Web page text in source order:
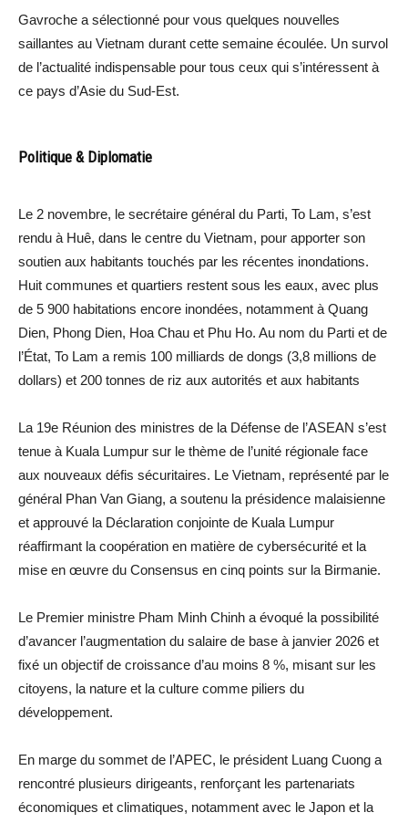
Gavroche a sélectionné pour vous quelques nouvelles
saillantes au Vietnam durant cette semaine écoulée. Un survol
de l’actualité indispensable pour tous ceux qui s’intéressent à
ce pays d’Asie du Sud-Est.
Politique & Diplomatie
Le 2 novembre, le secrétaire général du Parti, To Lam, s’est
rendu à Huê, dans le centre du Vietnam, pour apporter son
soutien aux habitants touchés par les récentes inondations.
Huit communes et quartiers restent sous les eaux, avec plus
de 5 900 habitations encore inondées, notamment à Quang
Dien, Phong Dien, Hoa Chau et Phu Ho. Au nom du Parti et de
l’État, To Lam a remis 100 milliards de dongs (3,8 millions de
dollars) et 200 tonnes de riz aux autorités et aux habitants
La 19e Réunion des ministres de la Défense de l’ASEAN s’est
tenue à Kuala Lumpur sur le thème de l’unité régionale face
aux nouveaux défis sécuritaires. Le Vietnam, représenté par le
général Phan Van Giang, a soutenu la présidence malaisienne
et approuvé la Déclaration conjointe de Kuala Lumpur
réaffirmant la coopération en matière de cybersécurité et la
mise en œuvre du Consensus en cinq points sur la Birmanie.
Le Premier ministre Pham Minh Chinh a évoqué la possibilité
d’avancer l’augmentation du salaire de base à janvier 2026 et
fixé un objectif de croissance d’au moins 8 %, misant sur les
citoyens, la nature et la culture comme piliers du
développement.
En marge du sommet de l’APEC, le président Luang Cuong a
rencontré plusieurs dirigeants, renforçant les partenariats
économiques et climatiques, notamment avec le Japon et la